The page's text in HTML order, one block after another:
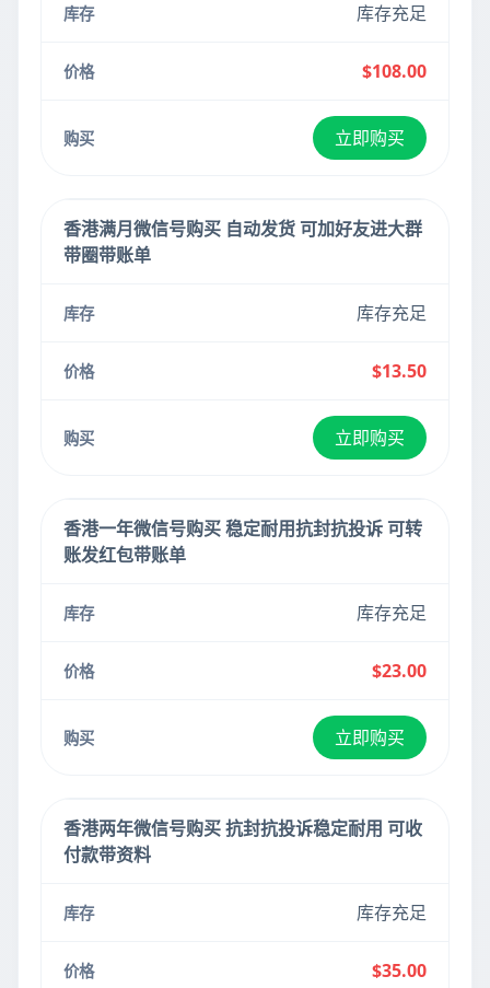
库存充足
$108.00
立即购买
香港满月微信号购买 自动发货 可加好友进大群
带圈带账单
库存充足
$13.50
立即购买
香港一年微信号购买 稳定耐用抗封抗投诉 可转
账发红包带账单
库存充足
$23.00
立即购买
香港两年微信号购买 抗封抗投诉稳定耐用 可收
付款带资料
库存充足
$35.00